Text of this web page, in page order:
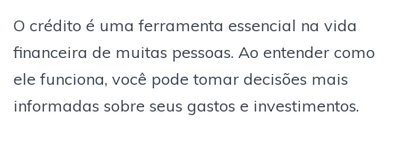
O crédito é uma ferramenta essencial na vida
financeira de muitas pessoas. Ao entender como
ele funciona, você pode tomar decisões mais
informadas sobre seus gastos e investimentos.